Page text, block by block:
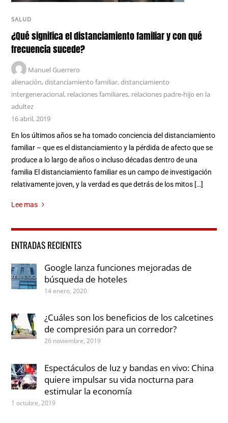
SALUD
¿Qué significa el distanciamiento familiar y con qué
frecuencia sucede?
Manuel Guerrero
alienación,distanciamiento familiar,distanciamiento
intergeneracional, relaciones familiares, relaciones padre-hijo en la
adultez
16 abril, 2019
En los últimos años se ha tomado conciencia del distanciamiento
familiar – que es el distanciamiento y la pérdida de afecto que se
produce a lo largo de años o incluso décadas dentro de una
familia El distanciamiento familiar es un campo de investigación
relativamente joven, y la verdad es que detrás de los mitos […]
Lee mas
ENTRADAS RECIENTES
Google lanza funciones mejoradas de
búsqueda de hoteles
14 enero, 2020
¿Cuáles son los beneficios de los calcetines
de compresión para un corredor?
26 noviembre, 2019
Espectáculos de luz y bandas en vivo: China
quiere impulsar su vida nocturna para
estimular la economía
1 octubre, 2019